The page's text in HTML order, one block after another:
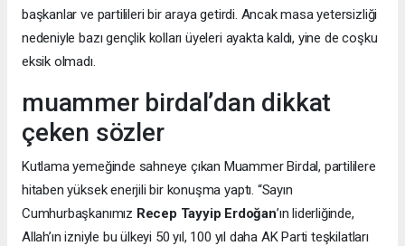
başkanlar ve partilileri bir araya getirdi. Ancak masa yetersizliği
nedeniyle bazı gençlik kolları üyeleri ayakta kaldı, yine de coşku
eksik olmadı.
muammer birdal’dan dikkat
çeken sözler
Kutlama yemeğinde sahneye çıkan Muammer Birdal, partililere
hitaben yüksek enerjili bir konuşma yaptı. “Sayın
Cumhurbaşkanımız Recep Tayyip Erdoğan’ın liderliğinde,
Allah’ın izniyle bu ülkeyi 50 yıl, 100 yıl daha AK Parti teşkilatları